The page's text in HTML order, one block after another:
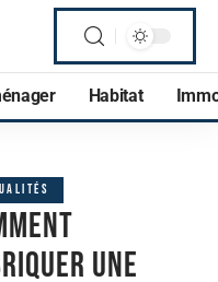
Habitat
une